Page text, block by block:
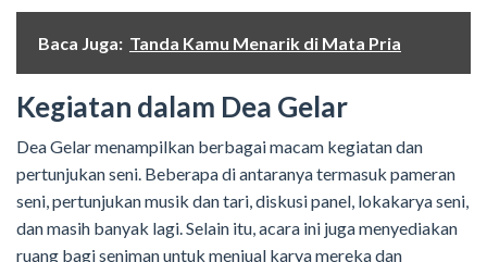
Baca Juga: Tanda Kamu Menarik di Mata Pria
Kegiatan dalam Dea Gelar
Dea Gelar menampilkan berbagai macam kegiatan dan
pertunjukan seni. Beberapa di antaranya termasuk pameran
seni, pertunjukan musik dan tari, diskusi panel, lokakarya seni,
dan masih banyak lagi. Selain itu, acara ini juga menyediakan
ruang bagi seniman untuk menjual karya mereka dan